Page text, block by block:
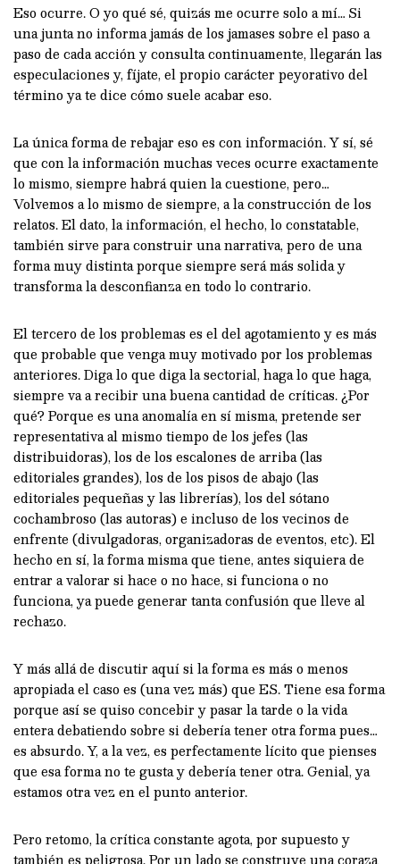
Eso ocurre. O yo qué sé, quizás me ocurre solo a mí… Si
una junta no informa jamás de los jamases sobre el paso a
paso de cada acción y consulta continuamente, llegarán las
especulaciones y, fíjate, el propio carácter peyorativo del
término ya te dice cómo suele acabar eso.
La única forma de rebajar eso es con información. Y sí, sé
que con la información muchas veces ocurre exactamente
lo mismo, siempre habrá quien la cuestione, pero…
Volvemos a lo mismo de siempre, a la construcción de los
relatos. El dato, la información, el hecho, lo constatable,
también sirve para construir una narrativa, pero de una
forma muy distinta porque siempre será más solida y
transforma la desconfianza en todo lo contrario.
El tercero de los problemas es el del agotamiento y es más
que probable que venga muy motivado por los problemas
anteriores. Diga lo que diga la sectorial, haga lo que haga,
siempre va a recibir una buena cantidad de críticas. ¿Por
qué? Porque es una anomalía en sí misma, pretende ser
representativa al mismo tiempo de los jefes (las
distribuidoras), los de los escalones de arriba (las
editoriales grandes), los de los pisos de abajo (las
editoriales pequeñas y las librerías), los del sótano
cochambroso (las autoras) e incluso de los vecinos de
enfrente (divulgadoras, organizadoras de eventos, etc). El
hecho en sí, la forma misma que tiene, antes siquiera de
entrar a valorar si hace o no hace, si funciona o no
funciona, ya puede generar tanta confusión que lleve al
rechazo.
Y más allá de discutir aquí si la forma es más o menos
apropiada el caso es (una vez más) que ES. Tiene esa forma
porque así se quiso concebir y pasar la tarde o la vida
entera debatiendo sobre si debería tener otra forma pues…
es absurdo. Y, a la vez, es perfectamente lícito que pienses
que esa forma no te gusta y debería tener otra. Genial, ya
estamos otra vez en el punto anterior.
Pero retomo, la crítica constante agota, por supuesto y
también es peligrosa. Por un lado se construye una coraza